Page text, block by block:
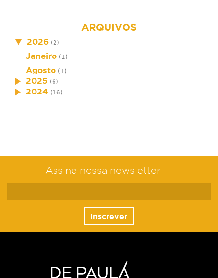
ARQUIVOS
2026 (2)
Janeiro (1)
Agosto (1)
2025 (6)
2024 (16)
Assine nossa newsletter
Inscrever